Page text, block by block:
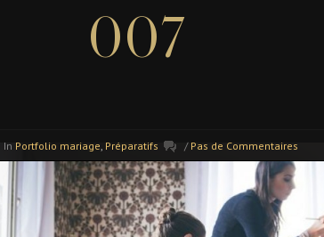
007
In Portfolio mariage, Préparatifs / Pas de Commentaires